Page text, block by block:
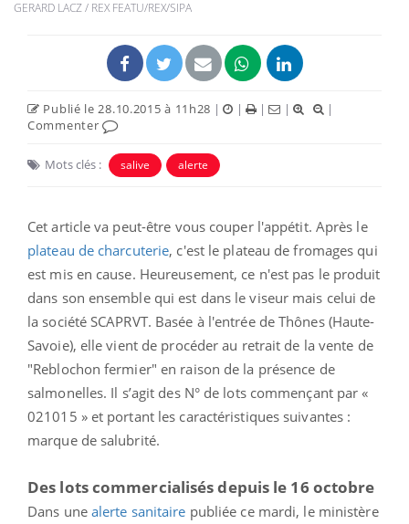
GERARD LACZ / REX FEATU/REX/SIPA
Publié le 28.10.2015 à 11h28 | | | |
|
Commenter
Mots clés : salive alerte
Cet article va peut-être vous couper l'appétit. Après le
plateau de charcuterie, c'est le plateau de fromages qui
est mis en cause. Heureusement, ce n'est pas le produit
dans son ensemble qui est dans le viseur mais celui de
la société SCAPRVT. Basée à l'entrée de Thônes (Haute-
Savoie), elle vient de procéder au retrait de la vente de
"Reblochon fermier" en raison de la présence de
salmonelles. Il s’agit des N° de lots commençant par «
021015 » et portant les caractéristiques suivantes :
marque de salubrité.
Des lots commercialisés depuis le 16 octobre
Dans une alerte sanitaire publiée ce mardi, le ministère